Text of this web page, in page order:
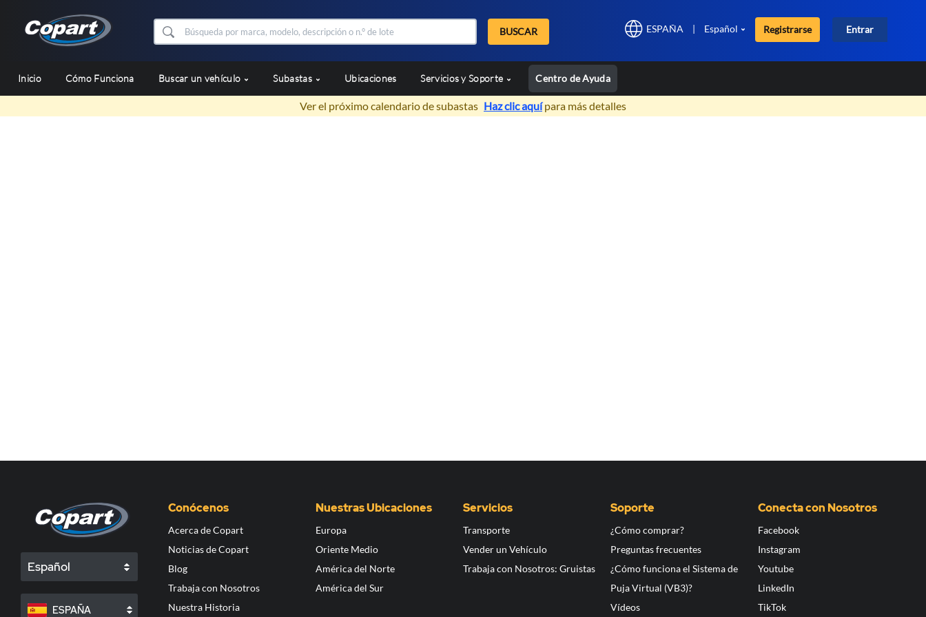
BUSCAR ESPAÑA | Español Registrarse Entrar
Inicio Cómo Funciona Buscar un vehículo Subastas Ubicaciones Servicios y Soporte Centro de Ayuda
Ver el próximo calendario de subastas Haz clic aquípara más detalles
Español
ESPAÑA
Conócenos
Acerca de Copart
Noticias de Copart
Blog
Trabaja con Nosotros
Nuestra Historia
Nuestras Ubicaciones
Europa
Oriente Medio
América del Norte
América del Sur
Servicios
Transporte
Vender un Vehículo
Trabaja con Nosotros: Gruistas
Soporte
¿Cómo comprar?
Preguntas frecuentes
¿Cómo funciona el Sistema de
Puja Virtual (VB3)?
Vídeos
Conecta con Nosotros
Facebook
Instagram
Youtube
LinkedIn
TikTok